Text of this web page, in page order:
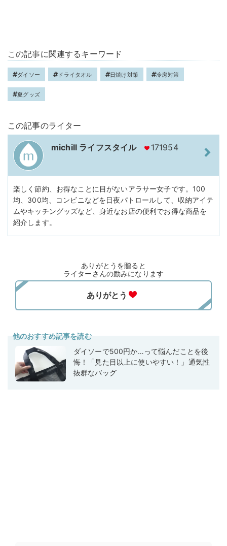
この記事に関連するキーワード
ダイソー ドライタオル 日焼け対策 冷房対策
夏グッズ
この記事のライター
michill ライフスタイル 171954
楽しく節約、お得なことに目がないアラサー女子です。100
均、300均、コンビニなどを日夜パトロールして、収納アイテ
ムやキッチングッズなど、身近なお店の便利でお得な商品を
紹介します。
ありがとうを贈ると
ライターさんの励みになります
他のおすすめ記事を読む
ダイソーで500円か…って悩んだことを後
悔！「見た目以上に使いやすい！」通気性
抜群なバッグ